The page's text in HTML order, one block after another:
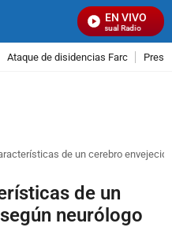
EN VIVO
Señal Visual Radio
Ataque de disidencias Farc
de un cerebro
de un
neurólogo